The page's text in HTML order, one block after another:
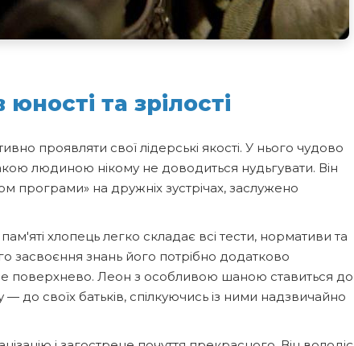
та зрілості
проявляти свої лідерські якості. У нього чудово
людиною нікому не доводиться нудьгувати. Він
програми» на дружніх зустрічах, заслужено
хлопець легко складає всі тести, нормативи та
засвоєння знань його потрібно додатково
поверхнево. Леон з особливою шаною ставиться до
до своїх батьків, спілкуючись із ними надзвичайно